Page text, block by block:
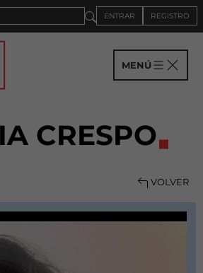
ENTRAR REGISTRO
MENÚ
CRESPO
VOLVER